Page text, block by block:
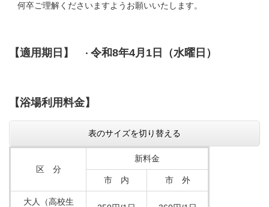
何卒ご理解くださいますようお願いいたします。
【適用期日】 ・ 令和8年4月1日（水曜日）
【浴場利用料金】
表のサイズを切り替える
区 分
新料金
市 内 市 外
大人（高校生